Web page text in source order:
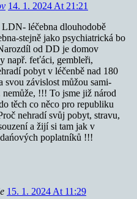
14. 1. 2024 At 21:21
léčebna dlouhodobě
stejně jako psychiatrická bo
od DD je domov
např. feťáci, gembleři,
pobyt v léčenbě nad 180
závislost můžou sami-
nemůže, !!! To jsme již národ
těch co něco pro republiku
nehradí svůj pobyt, stravu,
a žijí si tam jak v
poplatníků !!!
15. 1. 2024 At 11:29